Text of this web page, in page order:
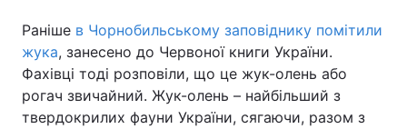
Раніше в Чорнобильському заповіднику помітили
жука, занесено до Червоної книги України.
Фахівці тоді розповіли, що це жук-олень або
рогач звичайний. Жук-олень – найбільший з
твердокрилих фауни України, сягаючи, разом з